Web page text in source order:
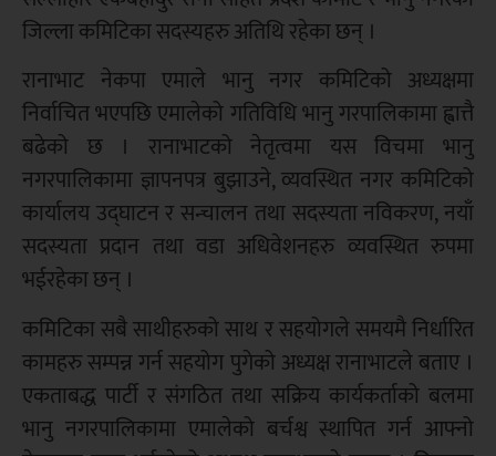
जिल्ला कमिटिका सदस्यहरु अतिथि रहेका छन् ।
रानाभाट नेकपा एमाले भानु नगर कमिटिको अध्यक्षमा
निर्वाचित भएपछि एमालेको गतिविधि भानु गरपालिकामा ह्वात्तै
बढेको छ । रानाभाटको नेतृत्वमा यस विचमा भानु
नगरपालिकामा ज्ञापनपत्र बुझाउने, व्यवस्थित नगर कमिटिको
कार्यालय उद्घाटन र सन्चालन तथा सदस्यता नविकरण, नयाँ
सदस्यता प्रदान तथा वडा अधिवेशनहरु व्यवस्थित रुपमा
भईरहेका छन् ।
कमिटिका सबै साथीहरुको साथ र सहयोगले समयमै निर्धारित
कामहरु सम्पन्न गर्न सहयोग पुगेको अध्यक्ष रानाभाटले बताए ।
एकताबद्ध पार्टी र संगठित तथा सक्रिय कार्यकर्ताको बलमा
भानु नगरपालिकामा एमालेको बर्चश्व स्थापित गर्न आफ्नो